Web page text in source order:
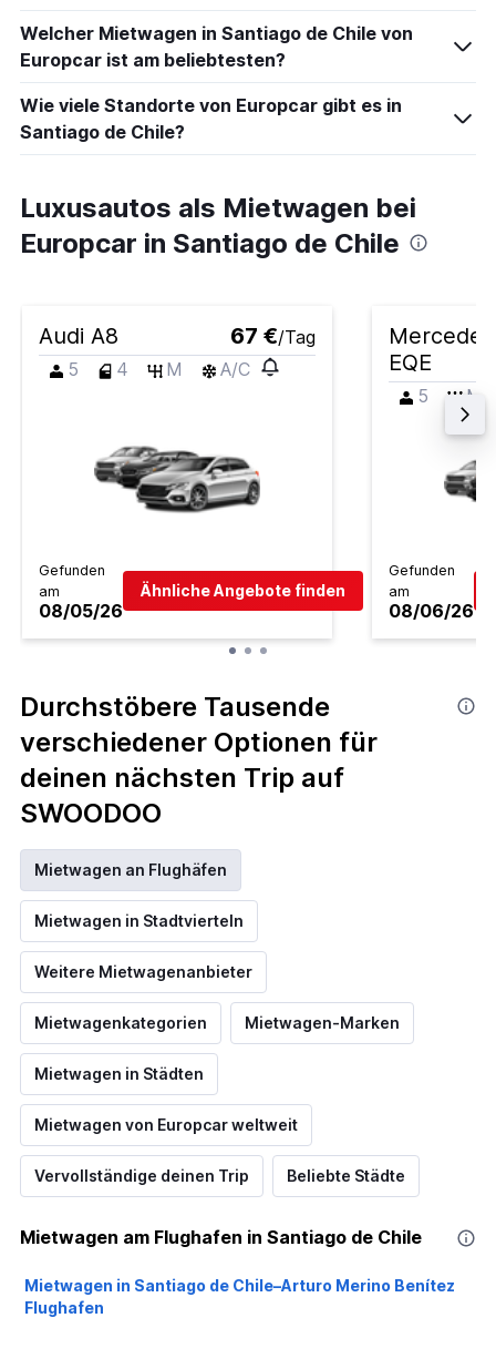
Welcher Mietwagen in Santiago de Chile von
Europcar ist am beliebtesten?
Wie viele Standorte von Europcar gibt es in
Santiago de Chile?
Luxusautos als Mietwagen bei
Europcar in Santiago de Chile
Audi A8 67 €/Tag
5
4 M A/C
Gefunden
am
08/05/26
Ähnliche Angebote finden
EQE
5 M
Gefunden
am
08/06/26
Durchstöbere Tausende
verschiedener Optionen für
deinen nächsten Trip auf
SWOODOO
Mietwagen an Flughäfen
Mietwagen in Stadtvierteln
Weitere Mietwagenanbieter
Mietwagenkategorien Mietwagen-Marken
Mietwagen in Städten
Mietwagen von Europcar weltweit
Vervollständige deinen Trip Beliebte Städte
Mietwagen am Flughafen in Santiago de Chile
Mietwagen in Santiago de Chile–Arturo Merino Benítez
Flughafen